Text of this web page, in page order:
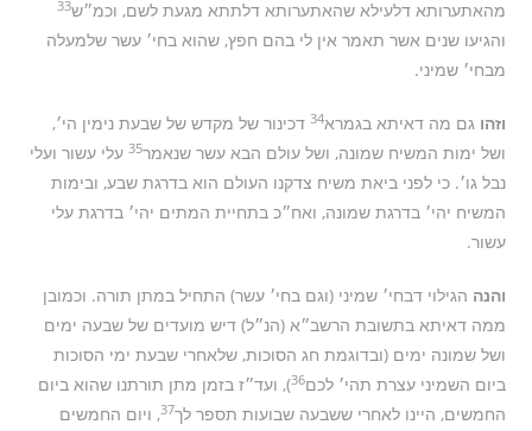
מהאתערותא דלעילא שהאתערותא דלתתא מגעת לשם, וכמ״ש33
והגיעו שנים אשר תאמר אין לי בהם חפץ, שהוא בחי׳ עשר שלמעלה
מבחי׳ שמיני.
וזהוגם מה דאיתא בגמרא34 דכינור של מקדש של שבעת נימין הי׳,
ושל ימות המשיח שמונה, ושל עולם הבא עשר שנאמר35 עלי עשור ועלי
נבל גו׳. כי לפני ביאת משיח צדקנו העולם הוא בדרגת שבע, ובימות
המשיח יהי׳ בדרגת שמונה, ואח״כ בתחיית המתים יהי׳ בדרגת עלי
עשור.
והנה הגילוי דבחי׳ שמיני (וגם בחי׳ עשר) התחיל במתן תורה. וכמובן
ממה דאיתא בתשובת הרשב״א (הנ״ל) דיש מועדים של שבעה ימים
ושל שמונה ימים (ובדוגמת חג הסוכות, שלאחרי שבעת ימי הסוכות
ביום השמיני עצרת תהי׳ לכם36), ועד״ז בזמן מתן תורתנו שהוא ביום
החמשים, היינו לאחרי ששבעה שבועות תספר לך37, ויום החמשים